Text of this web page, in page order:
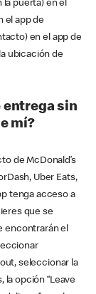
puerta) en el
el app de
en el app de
ubicación de
entrega sin
mí?
de McDonald’s
Uber Eats,
tenga acceso a
que se
encontrarán el
seleccionar la
la opción “Leave